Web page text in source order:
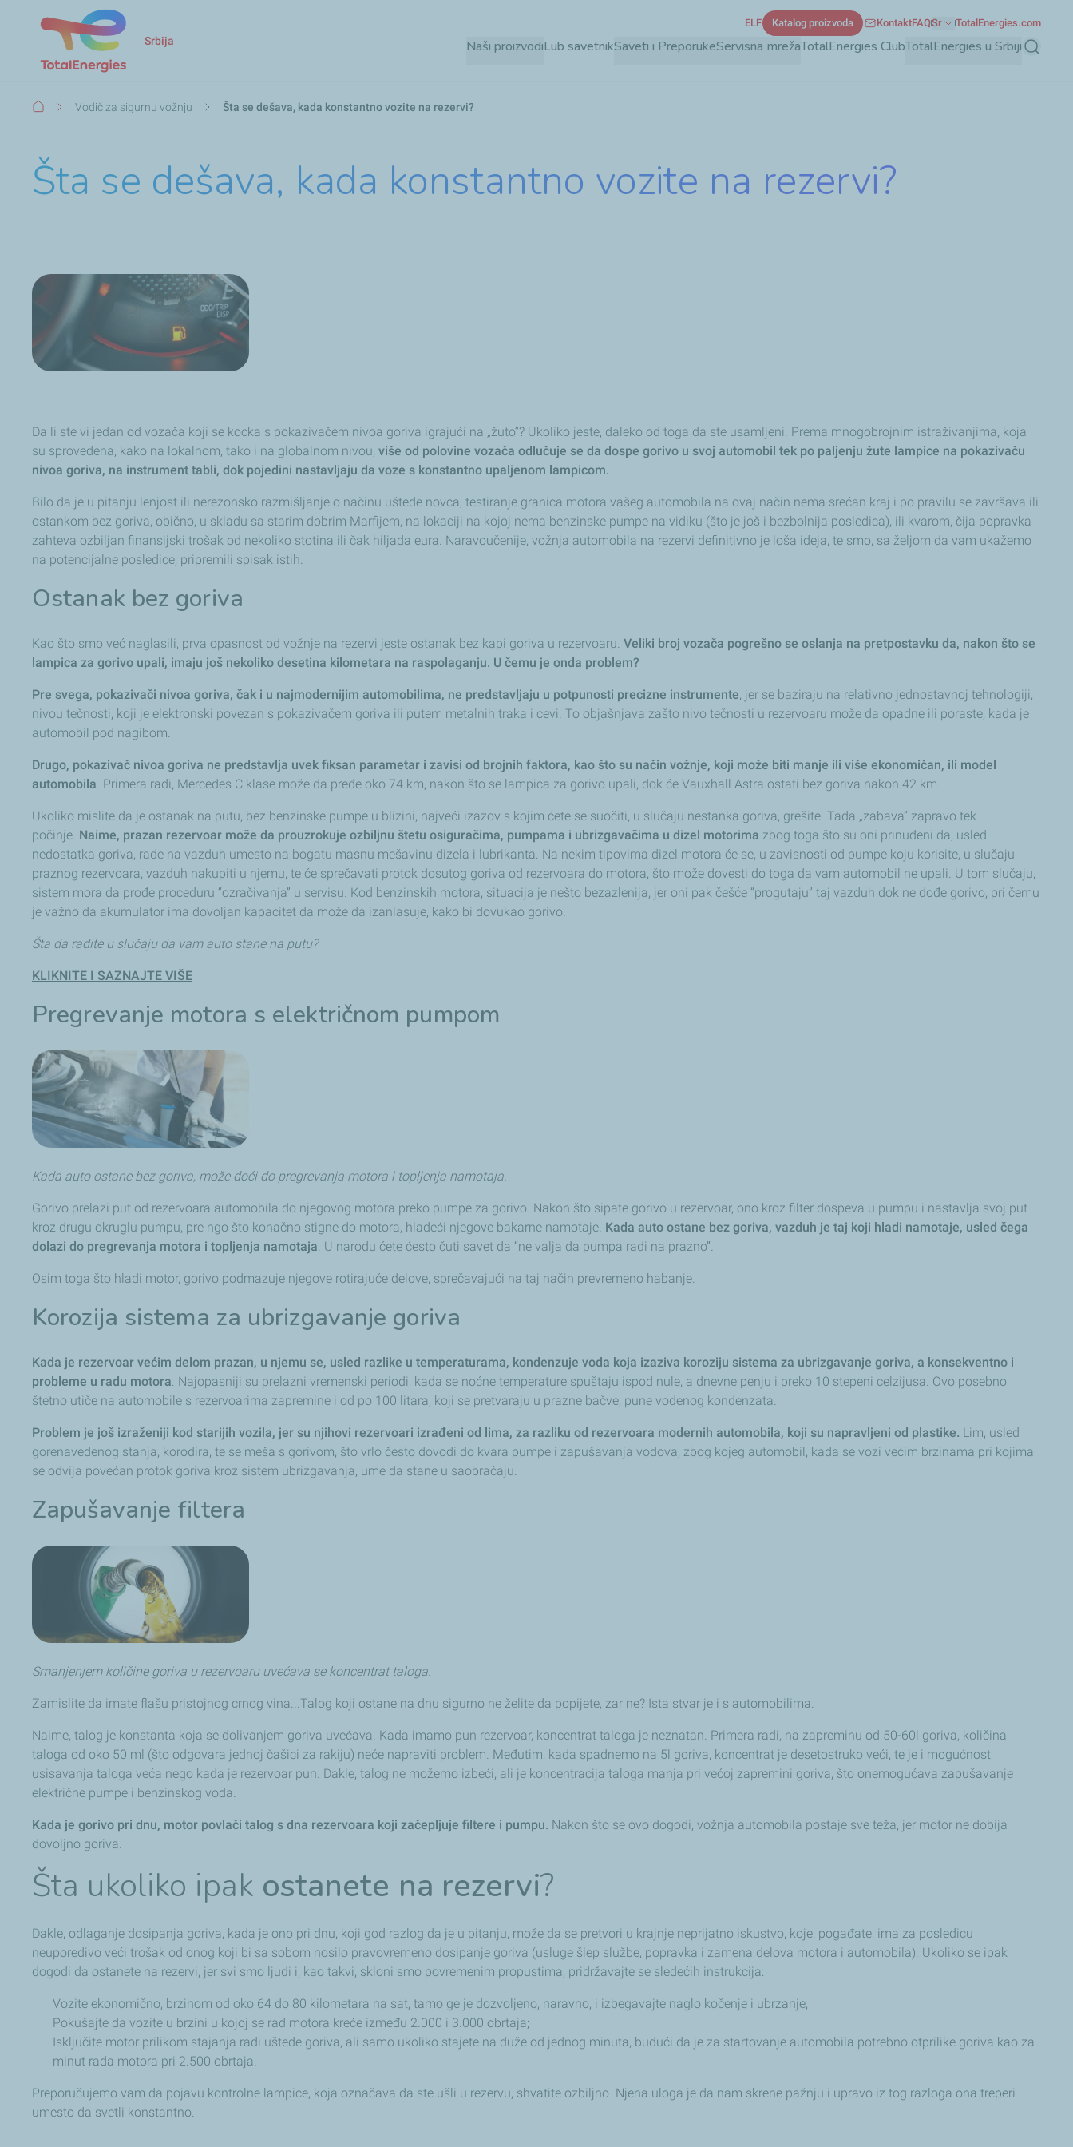
to
Srbija Naši proizvodiLub savetnikSaveti i PreporukeServisna mrežaTotalEnergies ClubTotalEnergies u Srbiji Pretraga
ELF Katalog proizvoda KontaktFAQSr TotalEnergies.com
МрвицеVodič za sigurnu vožnju Šta se dešava, kada konstantno vozite na rezervi?
Šta se dešava, kada konstantno vozite na rezervi?
Da li ste vi jedan od vozača koji se kocka s pokazivačem nivoa goriva igrajući na „žuto“? Ukoliko jeste, daleko od toga da ste usamljeni. Prema mnogobrojnim istraživanjima, koja
su sprovedena, kako na lokalnom, tako i na globalnom nivou, više od polovine vozača odlučuje se da dospe gorivo u svoj automobil tek po paljenju žute lampice na pokazivaču
nivoa goriva, na instrument tabli, dok pojedini nastavljaju da voze s konstantno upaljenom lampicom.
Bilo da je u pitanju lenjost ili nerezonsko razmišljanje o načinu uštede novca, testiranje granica motora vašeg automobila na ovaj način nema srećan kraj i po pravilu se završava ili
ostankom bez goriva, obično, u skladu sa starim dobrim Marfijem, na lokaciji na kojoj nema benzinske pumpe na vidiku (što je još i bezbolnija posledica), ili kvarom, čija popravka
zahteva ozbiljan finansijski trošak od nekoliko stotina ili čak hiljada eura. Naravoučenije, vožnja automobila na rezervi definitivno je loša ideja, te smo, sa željom da vam ukažemo
na potencijalne posledice, pripremili spisak istih.
Ostanak bez goriva
Kao što smo već naglasili, prva opasnost od vožnje na rezervi jeste ostanak bez kapi goriva u rezervoaru. Veliki broj vozača pogrešno se oslanja na pretpostavku da, nakon što se
lampica za gorivo upali, imaju još nekoliko desetina kilometara na raspolaganju. U čemu je onda problem?
Pre svega, pokazivači nivoa goriva, čak i u najmodernijim automobilima, ne predstavljaju u potpunosti precizne instrumente, jer se baziraju na relativno jednostavnoj tehnologiji,
nivou tečnosti, koji je elektronski povezan s pokazivačem goriva ili putem metalnih traka i cevi. To objašnjava zašto nivo tečnosti u rezervoaru može da opadne ili poraste, kada je
automobil pod nagibom.
Drugo, pokazivač nivoa goriva ne predstavlja uvek fiksan parametar i zavisi od brojnih faktora, kao što su način vožnje, koji može biti manje ili više ekonomičan, ili model
automobila . Primera radi, Mercedes C klase može da pređe oko 74 km, nakon što se lampica za gorivo upali, dok će Vauxhall Astra ostati bez goriva nakon 42 km.
Ukoliko mislite da je ostanak na putu, bez benzinske pumpe u blizini, najveći izazov s kojim ćete se suočiti, u slučaju nestanka goriva, grešite. Tada „zabava“ zapravo tek
počinje. Naime, prazan rezervoar može da prouzrokuje ozbiljnu štetu osiguračima, pumpama i ubrizgavačima u dizel motorima zbog toga što su oni prinuđeni da, usled
nedostatka goriva, rade na vazduh umesto na bogatu masnu mešavinu dizela i lubrikanta. Na nekim tipovima dizel motora će se, u zavisnosti od pumpe koju korisite, u slučaju
praznog rezervoara, vazduh nakupiti u njemu, te će sprečavati protok dosutog goriva od rezervoara do motora, što može dovesti do toga da vam automobil ne upali. U tom slučaju,
sistem mora da prođe proceduru “ozračivanja” u servisu. Kod benzinskih motora, situacija je nešto bezazlenija, jer oni pak češće “progutaju” taj vazduh dok ne dođe gorivo, pri čemu
je važno da akumulator ima dovoljan kapacitet da može da izanlasuje, kako bi dovukao gorivo.
Šta da radite u slučaju da vam auto stane na putu?
KLIKNITE I SAZNAJTE VIŠE
Pregrevanje motora s električnom pumpom
Kada auto ostane bez goriva, može doći do pregrevanja motora i topljenja namotaja.
Gorivo prelazi put od rezervoara automobila do njegovog motora preko pumpe za gorivo. Nakon što sipate gorivo u rezervoar, ono kroz filter dospeva u pumpu i nastavlja svoj put
kroz drugu okruglu pumpu, pre ngo što konačno stigne do motora, hladeći njegove bakarne namotaje. Kada auto ostane bez goriva, vazduh je taj koji hladi namotaje, usled čega
dolazi do pregrevanja motora i topljenja namotaja . U narodu ćete ćesto čuti savet da “ne valja da pumpa radi na prazno”.
Osim toga što hladi motor, gorivo podmazuje njegove rotirajuće delove, sprečavajući na taj način prevremeno habanje.
Korozija sistema za ubrizgavanje goriva
Kada je rezervoar većim delom prazan, u njemu se, usled razlike u temperaturama, kondenzuje voda koja izaziva koroziju sistema za ubrizgavanje goriva, a konsekventno i
probleme u radu motora . Najopasniji su prelazni vremenski periodi, kada se noćne temperature spuštaju ispod nule, a dnevne penju i preko 10 stepeni celzijusa. Ovo posebno
štetno utiče na automobile s rezervoarima zapremine i od po 100 litara, koji se pretvaraju u prazne bačve, pune vodenog kondenzata.
Problem je još izraženiji kod starijih vozila, jer su njihovi rezervoari izrađeni od lima, za razliku od rezervoara modernih automobila, koji su napravljeni od plastike. Lim, usled
gorenavedenog stanja, korodira, te se meša s gorivom, što vrlo često dovodi do kvara pumpe i zapušavanja vodova, zbog kojeg automobil, kada se vozi većim brzinama pri kojima
se odvija povećan protok goriva kroz sistem ubrizgavanja, ume da stane u saobraćaju.
Zapušavanje filtera
Smanjenjem količine goriva u rezervoaru uvećava se koncentrat taloga.
Zamislite da imate flašu pristojnog crnog vina...Talog koji ostane na dnu sigurno ne želite da popijete, zar ne? Ista stvar je i s automobilima.
Naime, talog je konstanta koja se dolivanjem goriva uvećava. Kada imamo pun rezervoar, koncentrat taloga je neznatan. Primera radi, na zapreminu od 50-60l goriva, količina
taloga od oko 50 ml (što odgovara jednoj čašici za rakiju) neće napraviti problem. Međutim, kada spadnemo na 5l goriva, koncentrat je desetostruko veći, te je i mogućnost
usisavanja taloga veća nego kada je rezervoar pun. Dakle, talog ne možemo izbeći, ali je koncentracija taloga manja pri većoj zapremini goriva, što onemogućava zapušavanje
električne pumpe i benzinskog voda.
Kada je gorivo pri dnu, motor povlači talog s dna rezervoara koji začepljuje filtere i pumpu. Nakon što se ovo dogodi, vožnja automobila postaje sve teža, jer motor ne dobija
dovoljno goriva.
Šta ukoliko ipak ostanete na rezervi?
Dakle, odlaganje dosipanja goriva, kada je ono pri dnu, koji god razlog da je u pitanju, može da se pretvori u krajnje neprijatno iskustvo, koje, pogađate, ima za posledicu
neuporedivo veći trošak od onog koji bi sa sobom nosilo pravovremeno dosipanje goriva (usluge šlep službe, popravka i zamena delova motora i automobila). Ukoliko se ipak
dogodi da ostanete na rezervi, jer svi smo ljudi i, kao takvi, skloni smo povremenim propustima, pridržavajte se sledećih instrukcija:
Vozite ekonomično, brzinom od oko 64 do 80 kilometara na sat, tamo ge je dozvoljeno, naravno, i izbegavajte naglo kočenje i ubrzanje;
Pokušajte da vozite u brzini u kojoj se rad motora kreće između 2.000 i 3.000 obrtaja;
Isključite motor prilikom stajanja radi uštede goriva, ali samo ukoliko stajete na duže od jednog minuta, budući da je za startovanje automobila potrebno otprilike goriva kao za
minut rada motora pri 2.500 obrtaja.
Preporučujemo vam da pojavu kontrolne lampice, koja označava da ste ušli u rezervu, shvatite ozbiljno. Njena uloga je da nam skrene pažnju i upravo iz tog razloga ona treperi
umesto da svetli konstantno.